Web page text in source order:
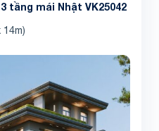
tầng mái Nhật VK25042
14m)